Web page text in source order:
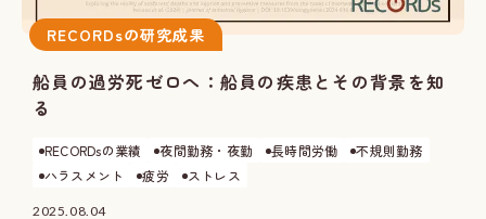
RECORDsの研究成果
船員の過労死ゼロへ：船員の疾患とその背景を知
る
RECORDsの業績 夜間勤務・夜勤 長時間労働
不規則勤務
ハラスメント
疲労 ストレス
2025.08.04